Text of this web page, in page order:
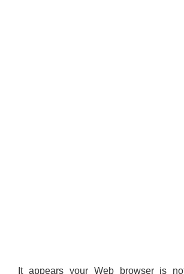
It appears your Web browser is